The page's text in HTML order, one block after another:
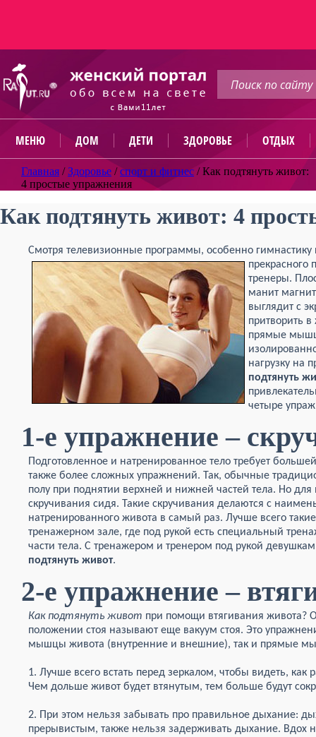
МЕНЮ ДОМ ДЕТИ ЗДОРОВЬЕ ОТДЫХ
Главная /Здоровье /спорт и фитнес /Как подтянуть живот:
4 простые упражнения
Как подтянуть живот: 4
Смотря телевизионные программы, особенно
прекрасного
тренеры.
манит
выглядит с
притворить
прямые
нагрузку на
подтянуть
четыре
1-е упражнение –
Подготовленное и натренированное тело требует
также более сложных упражнений. Так, обычные
полу при поднятии верхней и нижней частей тела. Но
скручивания сидя. Такие скручивания делаются с
натренированного живота в самый раз. Лучше всего
тренажерном зале, где под рукой есть специальный
части тела. С тренажером и тренером под рукой
подтянуть живот.
2-е упражнение –
Как подтянуть живот при помощи втягивания живота?
положении стоя называют еще вакуум стоя. Это
мышцы живота (внутренние и внешние), так и прямые
1. Лучше всего встать перед зеркалом, чтобы видеть, как
Чем дольше живот будет втянутым, тем больше будут
2. При этом нельзя забывать про правильное дыхание:
прерывистым, также нельзя задерживать дыхание. Вдох